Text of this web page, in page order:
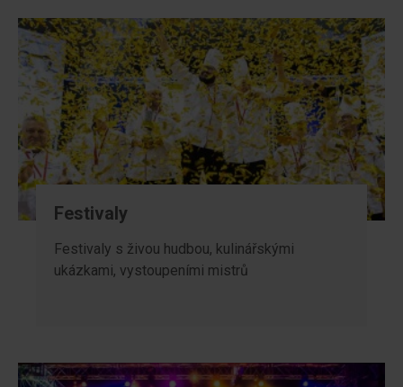
Festivaly
Festivaly s živou hudbou, kulinářskými
ukázkami, vystoupeními mistrů